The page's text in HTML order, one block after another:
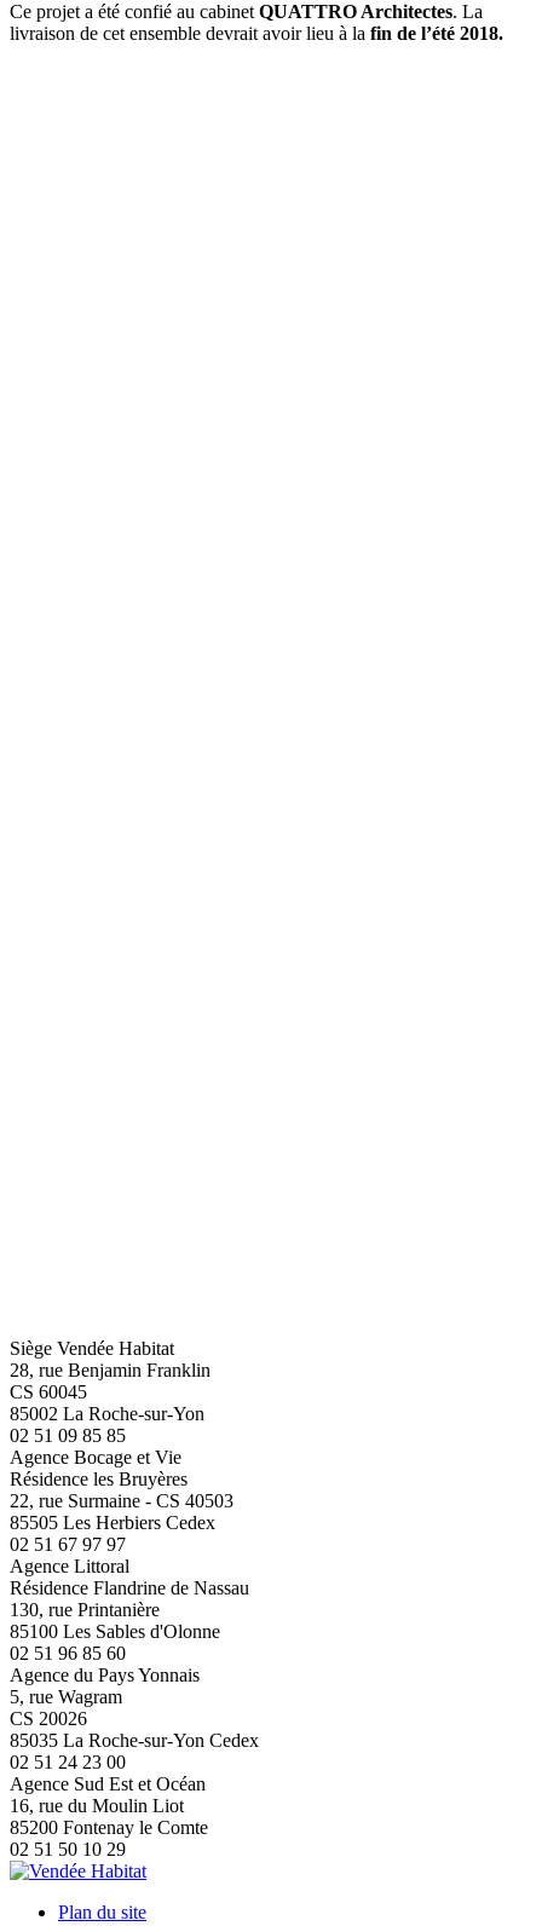
Ce projet a été confié au cabinet QUATTRO Architectes. La
livraison de cet ensemble devrait avoir lieu à la fin de l’été 2018.
Siège Vendée Habitat
28, rue Benjamin Franklin
CS 60045
85002 La Roche-sur-Yon
02 51 09 85 85
Agence Bocage et Vie
Résidence les Bruyères
22, rue Surmaine - CS 40503
85505 Les Herbiers Cedex
02 51 67 97 97
Agence Littoral
Résidence Flandrine de Nassau
130, rue Printanière
85100 Les Sables d'Olonne
02 51 96 85 60
Agence du Pays Yonnais
5, rue Wagram
CS 20026
85035 La Roche-sur-Yon Cedex
02 51 24 23 00
Agence Sud Est et Océan
16, rue du Moulin Liot
85200 Fontenay le Comte
02 51 50 10 29
Plan du site